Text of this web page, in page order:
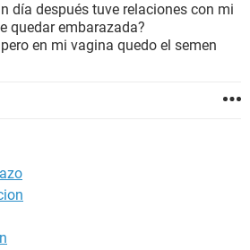
día después tuve relaciones con mi
quedar embarazada?
en mi vagina quedo el semen